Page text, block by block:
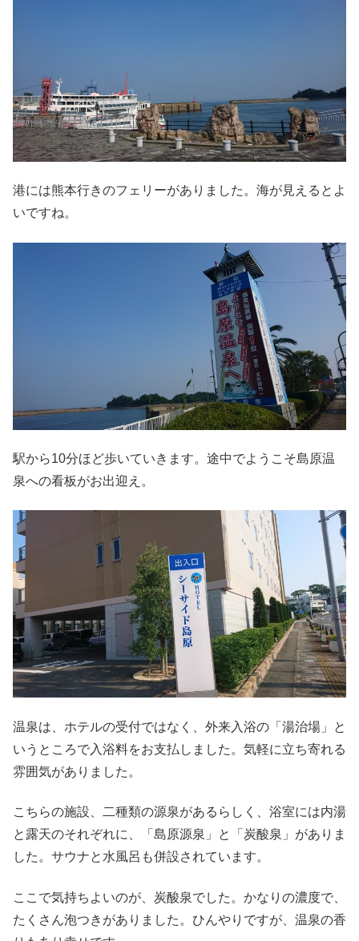
港には熊本行きのフェリーがありました。海が見えるとよ
いですね。
駅から10分ほど歩いていきます。途中でようこそ島原温
泉への看板がお出迎え。
温泉は、ホテルの受付ではなく、外来入浴の「湯治場」と
いうところで入浴料をお支払しました。気軽に立ち寄れる
雰囲気がありました。
こちらの施設、二種類の源泉があるらしく、浴室には内湯
と露天のそれぞれに、「島原源泉」と「炭酸泉」がありま
した。サウナと水風呂も併設されています。
ここで気持ちよいのが、炭酸泉でした。かなりの濃度で、
たくさん泡つきがありました。ひんやりですが、温泉の香